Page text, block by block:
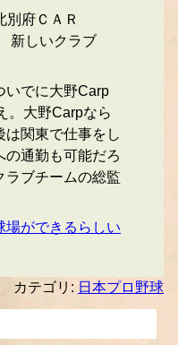
別府ＣＡＲ
新しいクラブ
いでに大野Carp
。大野Carpなら
は関東で仕事をし
の通勤も可能だろ
ラブチームの総監
場ができるらしい
カテゴリ: 日本プロ野球